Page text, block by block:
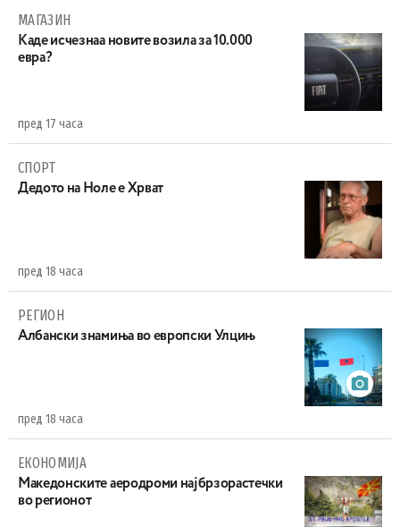
МАГАЗИН
Каде исчезнаа новите возила за 10.000
евра?
пред 17 часа
СПОРТ
Дедото на Ноле е Хрват
пред 18 часа
РЕГИОН
Aлбански знамиња во европски Улцињ
пред 18 часа
ЕКОНОМИЈА
Maкедонските аеродроми најбрзорастечки
во регионот